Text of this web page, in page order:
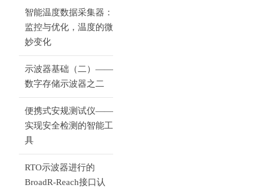
智能温度数据采集器：
监控与优化，温度的微
妙变化
示波器基础（二）——
数字存储示波器之二
便携式安规测试仪——
实现安全检测的智能工
具
RTO示波器进行的
BroadR-Reach接口认